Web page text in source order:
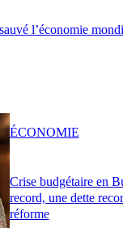
l’économie
Crise budgétaire en
record, une dette
réforme
ÉCONOMIE